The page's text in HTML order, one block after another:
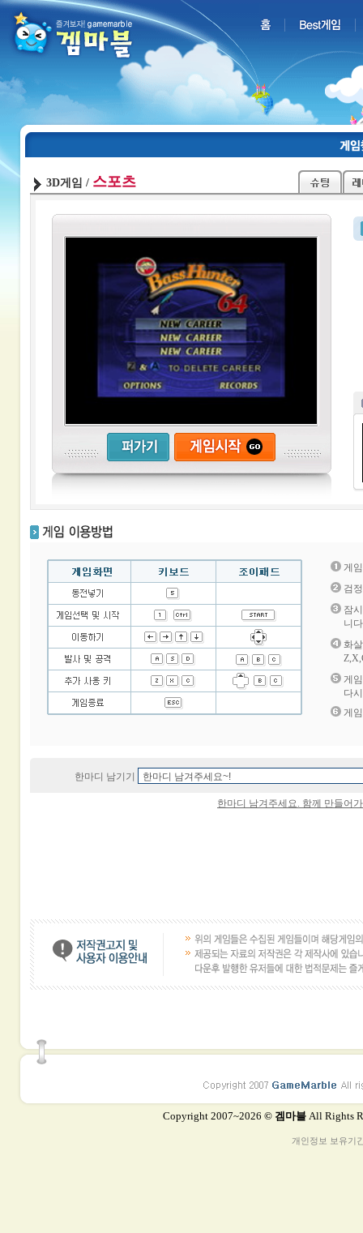
3D게임 / 스포츠
게
검
잠
니
화
게
다
게
한마디 남기기
한마디 남겨주세요. 함께 만들어
Copyright 2007~2026 © 겜마블 All Rights
개인정보 보유기